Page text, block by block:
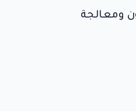
ومعالجة